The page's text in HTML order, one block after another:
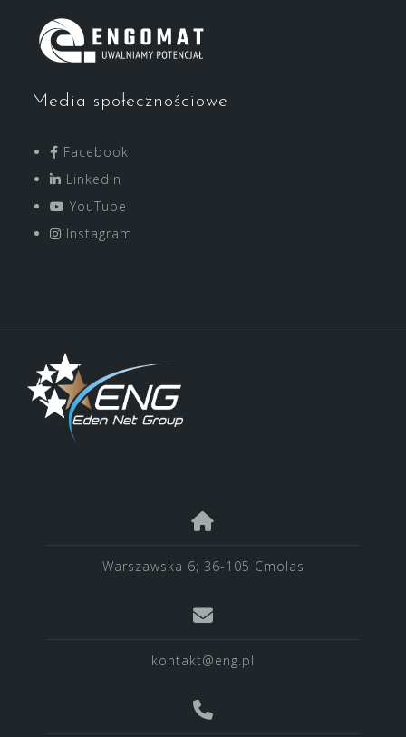
Media społecznościowe
Facebook
LinkedIn
YouTube
Instagram
Warszawska 6; 36-105 Cmolas
kontakt@eng.pl